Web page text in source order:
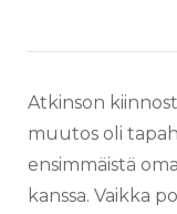
Atkinson
muutos oli
ensimmäistä
kanssa. Vaikka